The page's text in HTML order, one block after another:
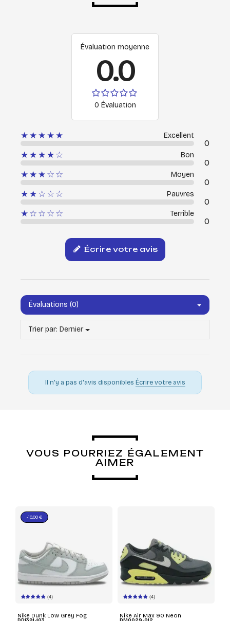
Évaluation moyenne
0.0
0 Évaluation
★★★★★ Excellent
0
★★★★☆
Bon
0
★★★☆☆
Moyen
0
★★☆☆☆
Pauvres
0
★☆☆☆☆
Terrible
0
Écrire votre avis
Évaluations (0)
Trier par: Dernier
Il n'y a pas d'avis disponibles Écrire votre avis
VOUS POURRIEZ ÉGALEMENT
AIMER
(4)
Nike Dunk Low Grey Fog
-10,00 €
(4)
Nike Air Max 90 Neon